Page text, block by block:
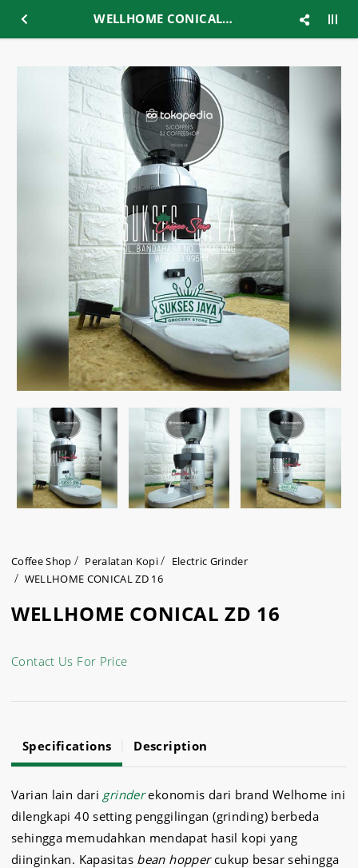
WELLHOME CONICAL ZD 16
Coffee Shop Peralatan Kopi
Electric Grinder
WELLHOME CONICAL ZD 16
WELLHOME CONICAL ZD 16
Contact Us For Price
Specifications Description
Varian lain dari grinderekonomis dari brand Welhome ini
dilengkapi 40 setting penggilingan (grinding) berbeda
sehingga memudahkan mendapat hasil kopi yang
diinginkan. Kapasitas bean hoppercukup besar sehingga